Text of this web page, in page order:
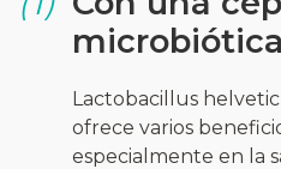
microbiótica
Lactobacillus
ofrece varios
especialmente en la